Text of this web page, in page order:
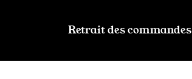
Retrait des commandes